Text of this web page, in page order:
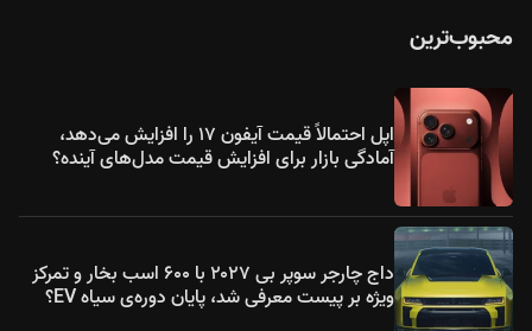
محبوب‌ترین
اپل احتمالاً قیمت آیفون ۱۷ را افزایش می‌دهد،
آمادگی بازار برای افزایش قیمت مدل‌های آینده؟
داج چارجر سوپر بی ۲۰۲۷ با ۶۰۰ اسب بخار و تمرکز
ویژه بر پیست معرفی شد، پایان دوره‌ی سیاه EV؟